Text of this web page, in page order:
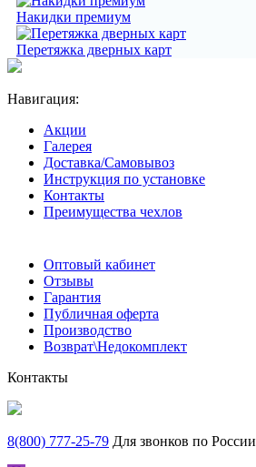
Накидки премиум
Перетяжка дверных карт
Навигация:
Акции
Галерея
Доставка/Самовывоз
Инструкция по установке
Контакты
Преимущества чехлов
Оптовый кабинет
Отзывы
Гарантия
Публичная оферта
Производство
Возврат\Недокомплект
Контакты
8(800) 777-25-79 Для звонков по России